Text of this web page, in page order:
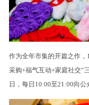
作为全年市集的开篇之作，
采购+福气互动+家庭社交”
日，每日10:00至21:00向公